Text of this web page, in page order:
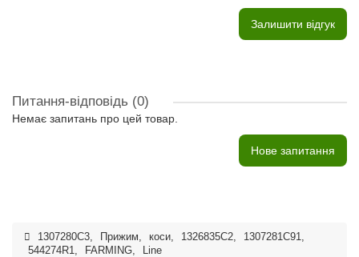
Залишити відгук
Питання-відповідь (0)
Немає запитань про цей товар.
Нове запитання
1307280C3, Прижим, коси, 1326835C2, 1307281C91,
544274R1, FARMING, Line